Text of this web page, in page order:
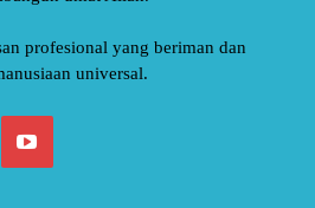
profesional yang beriman dan
universal.